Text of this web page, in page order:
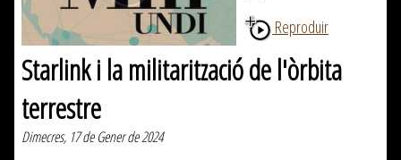
Reproduir
Starlink i la militarització de l'òrbita
terrestre
Dimecres, 17 de Gener de 2024